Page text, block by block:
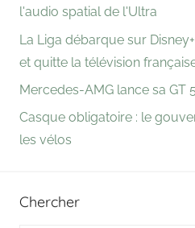
l'audio spatial de l'Ultra
La Liga débarque sur
et quitte la télévision
Mercedes-AMG lance sa GT
Casque obligatoire : le
les vélos
Chercher